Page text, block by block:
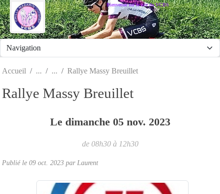
Bienvenue sur le site du VCBS
Accueil Rallye Massy Breuillet
Rallye Massy Breuillet
Le dimanche 05 nov. 2023
de 08h30 à 12h30
Publié le 09 oct. 2023 par Laurent
Panneau de gestion des cookies